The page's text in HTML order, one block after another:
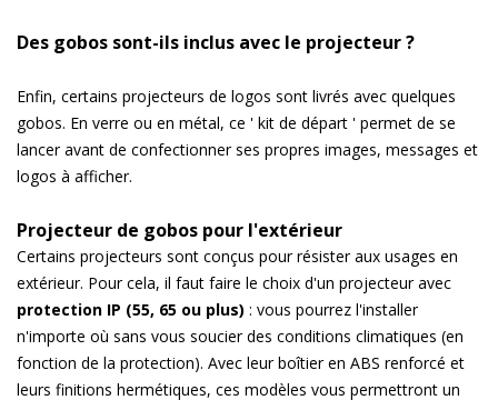
Des gobos sont-ils inclus avec le projecteur ?
Enfin, certains projecteurs de logos sont livrés avec quelques
gobos. En verre ou en métal, ce ' kit de départ ' permet de se
lancer avant de confectionner ses propres images, messages et
logos à afficher.
Projecteur de gobos pour l'extérieur
Certains projecteurs sont conçus pour résister aux usages en
extérieur. Pour cela, il faut faire le choix d'un projecteur avec
protection IP (55, 65 ou plus) : vous pourrez l'installer
n'importe où sans vous soucier des conditions climatiques (en
fonction de la protection). Avec leur boîtier en ABS renforcé et
leurs finitions hermétiques, ces modèles vous permettront un